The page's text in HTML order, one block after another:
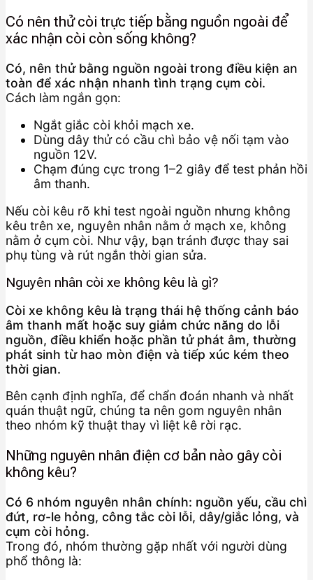
Có nên thử còi trực tiếp bằng nguồn ngoài để
xác nhận còi còn sống không?
Có, nên thử bằng nguồn ngoài trong điều kiện an
toàn để xác nhận nhanh tình trạng cụm còi.
Cách làm ngắn gọn:
Ngắt giắc còi khỏi mạch xe.
Dùng dây thử có cầu chì bảo vệ nối tạm vào
nguồn 12V.
Chạm đúng cực trong 1–2 giây để test phản hồi
âm thanh.
Nếu còi kêu rõ khi test ngoài nguồn nhưng không
kêu trên xe, nguyên nhân nằm ở mạch xe, không
nằm ở cụm còi. Như vậy, bạn tránh được thay sai
phụ tùng và rút ngắn thời gian sửa.
Nguyên nhân còi xe không kêu là gì?
Còi xe không kêu là trạng thái hệ thống cảnh báo
âm thanh mất hoặc suy giảm chức năng do lỗi
nguồn, điều khiển hoặc phần tử phát âm, thường
phát sinh từ hao mòn điện và tiếp xúc kém theo
thời gian.
Bên cạnh định nghĩa, để chẩn đoán nhanh và nhất
quán thuật ngữ, chúng ta nên gom nguyên nhân
theo nhóm kỹ thuật thay vì liệt kê rời rạc.
Những nguyên nhân điện cơ bản nào gây còi
không kêu?
Có 6 nhóm nguyên nhân chính: nguồn yếu, cầu chì
đứt, rơ-le hỏng, công tắc còi lỗi, dây/giắc lỏng, và
cụm còi hỏng.
Trong đó, nhóm thường gặp nhất với người dùng
phổ thông là: